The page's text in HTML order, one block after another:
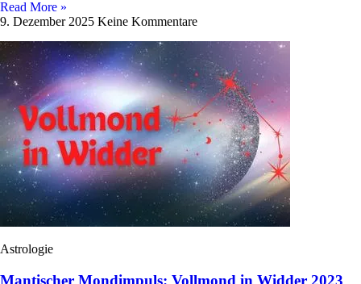
Read More »
9. Dezember 2025 Keine Kommentare
Astrologie
Mantischer Mondimpuls: Vollmond in Widder 2023